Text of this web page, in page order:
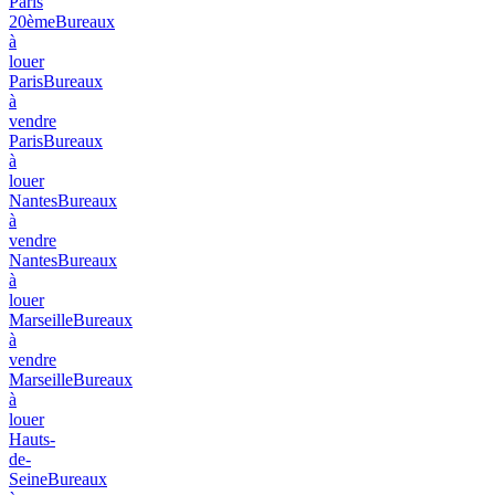
20èmeBureaux
à
louer
ParisBureaux
à
vendre
ParisBureaux
à
louer
NantesBureaux
à
vendre
NantesBureaux
à
louer
MarseilleBureaux
à
vendre
MarseilleBureaux
à
louer
Hauts-
de-
SeineBureaux